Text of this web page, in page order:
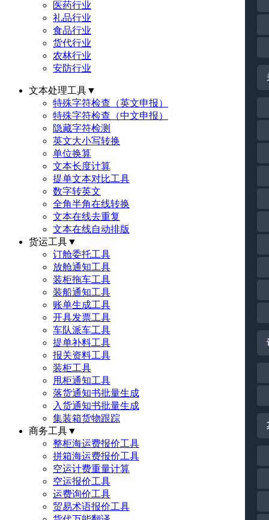
医药行业
礼品行业
食品行业
货代行业
农林行业
安防行业
文本处理工具▼
特殊字符检查（英文申报）
特殊字符检查（中文申报）
隐藏字符检测
英文大小写转换
单位换算
文本长度计算
提单文本对比工具
数字转英文
全角半角在线转换
文本在线去重复
文本在线自动排版
货运工具▼
订舱委托工具
放舱通知工具
装柜拖车工具
装船通知工具
账单生成工具
开具发票工具
车队派车工具
提单补料工具
报关资料工具
装柜工具
甩柜通知工具
落货通知书批量生成
入货通知书批量生成
集装箱货物跟踪
商务工具▼
整柜海运费报价工具
拼箱海运费报价工具
空运计费重量计算
空运报价工具
运费询价工具
贸易术语报价工具